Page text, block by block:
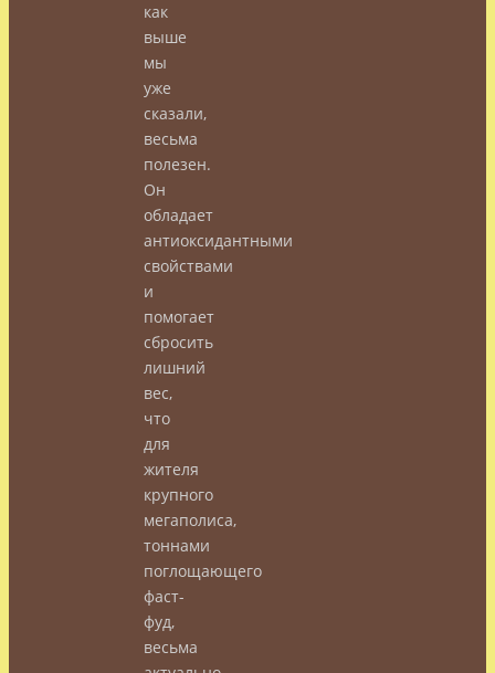
как
выше
мы
уже
сказали,
весьма
полезен.
Он
обладает
антиоксидантными
свойствами
и
помогает
сбросить
лишний
вес,
что
для
жителя
крупного
мегаполиса,
тоннами
поглощающего
фаст-
фуд,
весьма